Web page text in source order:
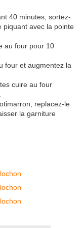
40 minutes, sortez-
piquant avec la pointe
au four pour 10
four et augmentez la
cuire au four
replacez-le
la garniture